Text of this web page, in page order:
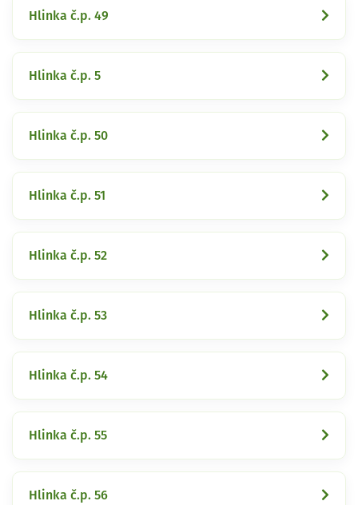
Hlinka č.p. 49
Hlinka č.p. 5
Hlinka č.p. 50
Hlinka č.p. 51
Hlinka č.p. 52
Hlinka č.p. 53
Hlinka č.p. 54
Hlinka č.p. 55
Hlinka č.p. 56